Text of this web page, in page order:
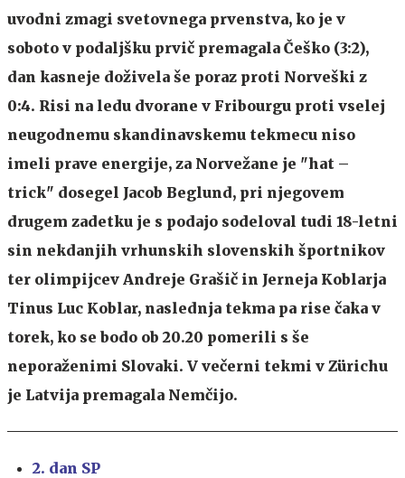
uvodni zmagi svetovnega prvenstva, ko je v
soboto v podaljšku prvič premagala Češko (3:2),
dan kasneje doživela še poraz proti Norveški z
0:4. Risi na ledu dvorane v Fribourgu proti vselej
neugodnemu skandinavskemu tekmecu niso
imeli prave energije, za Norvežane je "hat –
trick" dosegel Jacob Beglund, pri njegovem
drugem zadetku je s podajo sodeloval tudi 18-letni
sin nekdanjih vrhunskih slovenskih športnikov
ter olimpijcev Andreje Grašič in Jerneja Koblarja
Tinus Luc Koblar, naslednja tekma pa rise čaka v
torek, ko se bodo ob 20.20 pomerili s še
neporaženimi Slovaki. V večerni tekmi v Zürichu
je Latvija premagala Nemčijo.
2. dan SP